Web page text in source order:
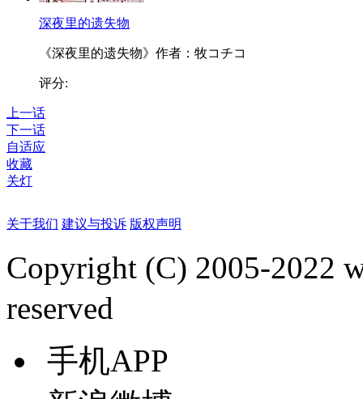
深夜里的遗失物
《深夜里的遗失物》作者：牧コチコ
评分:
上一话
下一话
自适应
收藏
关灯
关于我们 建议与投诉 版权声明
Copyright (C) 2005-2022
reserved
手机APP